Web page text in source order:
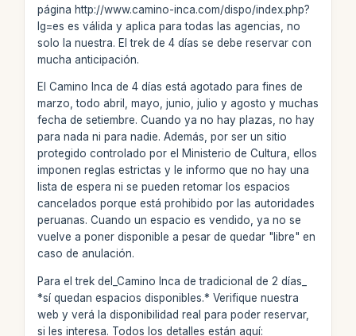
página http://www.camino-inca.com/dispo/index.php?
lg=es es válida y aplica para todas las agencias, no
solo la nuestra. El trek de 4 días se debe reservar con
mucha anticipación.
El Camino Inca de 4 días está agotado para fines de
marzo, todo abril, mayo, junio, julio y agosto y muchas
fecha de setiembre. Cuando ya no hay plazas, no hay
para nada ni para nadie. Además, por ser un sitio
protegido controlado por el Ministerio de Cultura, ellos
imponen reglas estrictas y le informo que no hay una
lista de espera ni se pueden retomar los espacios
cancelados porque está prohibido por las autoridades
peruanas. Cuando un espacio es vendido, ya no se
vuelve a poner disponible a pesar de quedar "libre" en
caso de anulación.
Para el trek del_Camino Inca de tradicional de 2 días_
*sí quedan espacios disponibles.* Verifique nuestra
web y verá la disponibilidad real para poder reservar,
si les interesa. Todos los detalles están aquí: